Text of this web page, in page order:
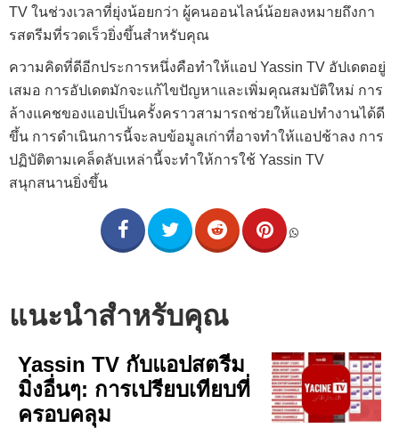
TV ในช่วงเวลาที่ยุ่งน้อยกว่า ผู้คนออนไลน์น้อยลงหมายถึงกา
รสตรีมที่รวดเร็วยิ่งขึ้นสำหรับคุณ
ความคิดที่ดีอีกประการหนึ่งคือทำให้แอป Yassin TV อัปเดตอยู่
เสมอ การอัปเดตมักจะแก้ไขปัญหาและเพิ่มคุณสมบัติใหม่ การ
ล้างแคชของแอปเป็นครั้งคราวสามารถช่วยให้แอปทำงานได้ดี
ขึ้น การดำเนินการนี้จะลบข้อมูลเก่าที่อาจทำให้แอปช้าลง การ
ปฏิบัติตามเคล็ดลับเหล่านี้จะทำให้การใช้ Yassin TV
สนุกสนานยิ่งขึ้น
แนะนำสำหรับคุณ
Yassin TV กับแอปสตรีม
มิ่งอื่นๆ: การเปรียบเทียบที่
ครอบคลุม